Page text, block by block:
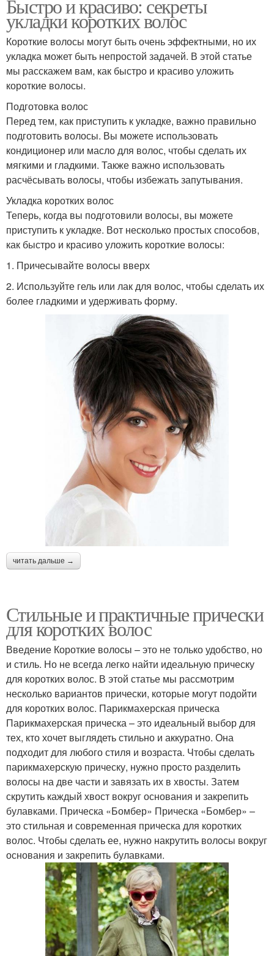
Быстро и красиво: секреты
укладки коротких волос
Короткие волосы могут быть очень эффектными, но их
укладка может быть непростой задачей. В этой статье
мы расскажем вам, как быстро и красиво уложить
короткие волосы.
Подготовка волос
Перед тем, как приступить к укладке, важно правильно
подготовить волосы. Вы можете использовать
кондиционер или масло для волос, чтобы сделать их
мягкими и гладкими. Также важно использовать
расчёсывать волосы, чтобы избежать запутывания.
Укладка коротких волос
Теперь, когда вы подготовили волосы, вы можете
приступить к укладке. Вот несколько простых способов,
как быстро и красиво уложить короткие волосы:
1. Причесывайте волосы вверх
2. Используйте гель или лак для волос, чтобы сделать их
более гладкими и удерживать форму.
читать дальше →
Стильные и практичные прически
для коротких волос
Введение Короткие волосы – это не только удобство, но
и стиль. Но не всегда легко найти идеальную прическу
для коротких волос. В этой статье мы рассмотрим
несколько вариантов прически, которые могут подойти
для коротких волос. Парикмахерская прическа
Парикмахерская прическа – это идеальный выбор для
тех, кто хочет выглядеть стильно и аккуратно. Она
подходит для любого стиля и возраста. Чтобы сделать
парикмахерскую прическу, нужно просто разделить
волосы на две части и завязать их в хвосты. Затем
скрутить каждый хвост вокруг основания и закрепить
булавками. Прическа «Бомбер» Прическа «Бомбер» –
это стильная и современная прическа для коротких
волос. Чтобы сделать ее, нужно накрутить волосы вокруг
основания и закрепить булавками.